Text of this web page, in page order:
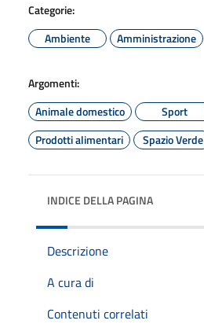
Categorie:
Ambiente
Amministrazione
Argomenti:
Animale domestico
Sport
Prodotti alimentari
Spazio Verde
INDICE DELLA PAGINA
Descrizione
A cura di
Contenuti correlati